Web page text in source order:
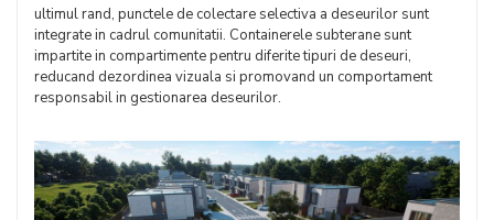
ultimul rand, punctele de colectare selectiva a deseurilor sunt
integrate in cadrul comunitatii. Containerele subterane sunt
impartite in compartimente pentru diferite tipuri de deseuri,
reducand dezordinea vizuala si promovand un comportament
responsabil in gestionarea deseurilor.